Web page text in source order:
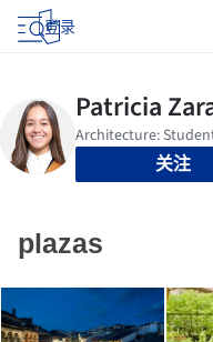
登录
关注
plazas